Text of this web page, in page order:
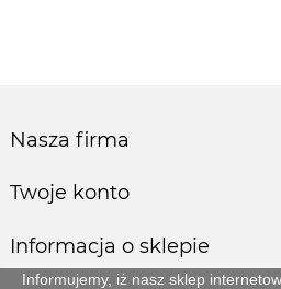
Informujemy, iż nasz sklep
Nasza firma
Twoje konto
Informacja o sklepie